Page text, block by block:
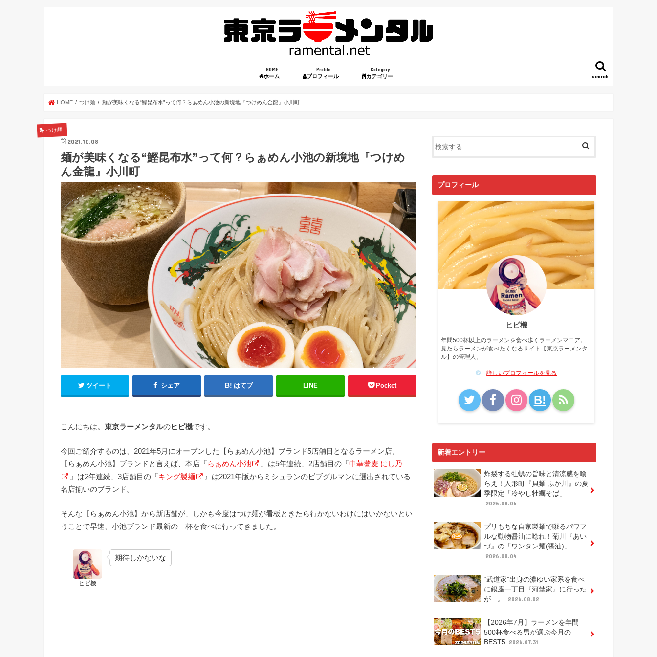
search
HOME
ホーム
Profile
プロフィール
Category
カテゴリー
HOME つけ麺 麺が美味くなる“鰹昆布水”って何？らぁめん小池の新境地『つけめん金龍』小川町
つけ麺
2021.10.08
麺が美味くなる“鰹昆布水”って何？らぁめん小池の新境地『つけめ
ん金龍』小川町
ツイート シェア はてブ LINE Pocket
こんにちは。 東京ラーメンタルのヒビ機です。
今回ご紹介するのは、2021年5月にオープンした【らぁめん小池】ブランド5店舗目となるラーメン店。
【らぁめん小池】ブランドと言えば、本店『らぁめん小池 』は5年連続、2店舗目の『中華蕎麦 にし乃
』は2年連続、3店舗目の『キング製麺
』は2021年版からミシュランのビブグルマンに選出されている
名店揃いのブランド。
そんな【らぁめん小池】から新店舗が、しかも今度はつけ麺が看板ときたら行かないわけにはいかないとい
うことで早速、小池ブランド最新の一杯を食べに行ってきました。
ヒビ機
期待しかないな
プロフィール
ヒビ機
年間500杯以上のラーメンを食べ歩くラーメンマニア。
見たらラーメンが食べたくなるサイト【東京ラーメンタ
ル】の管理人。
詳しいプロフィールを見る
B!
新着エントリー
炸裂する牡蠣の旨味と清涼感を喰
らえ！人形町『貝麺 ふか川』の夏
季限定「冷やし牡蠣そば」
2026.08.06
プリもちな自家製麺で啜るパワフ
ルな動物醤油に唸れ！菊川『あい
づ』の「ワンタン麺(醤油)」
2026.08.04
“武道家”出身の濃ゆい家系を食べ
に銀座一丁目『河埜家』に行った
が…。
2026.08.02
【2026年7月】ラーメンを年間
500杯食べる男が選ぶ今月の
BEST5 2026.07.31